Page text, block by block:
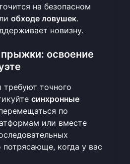
на безопасном
обходе ловушек.
новизну.
освоение
точного
синхронные
по
или вместе
потрясающе, когда у вас